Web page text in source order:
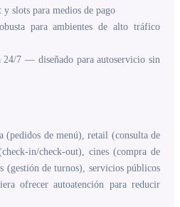
slots para medios de pago
para ambientes de alto tráfico
24/7 — diseñado para autoservicio sin
(pedidos de menú), retail (consulta de
in/check-out), cines (compra de
(gestión de turnos), servicios públicos
ofrecer autoatención para reducir